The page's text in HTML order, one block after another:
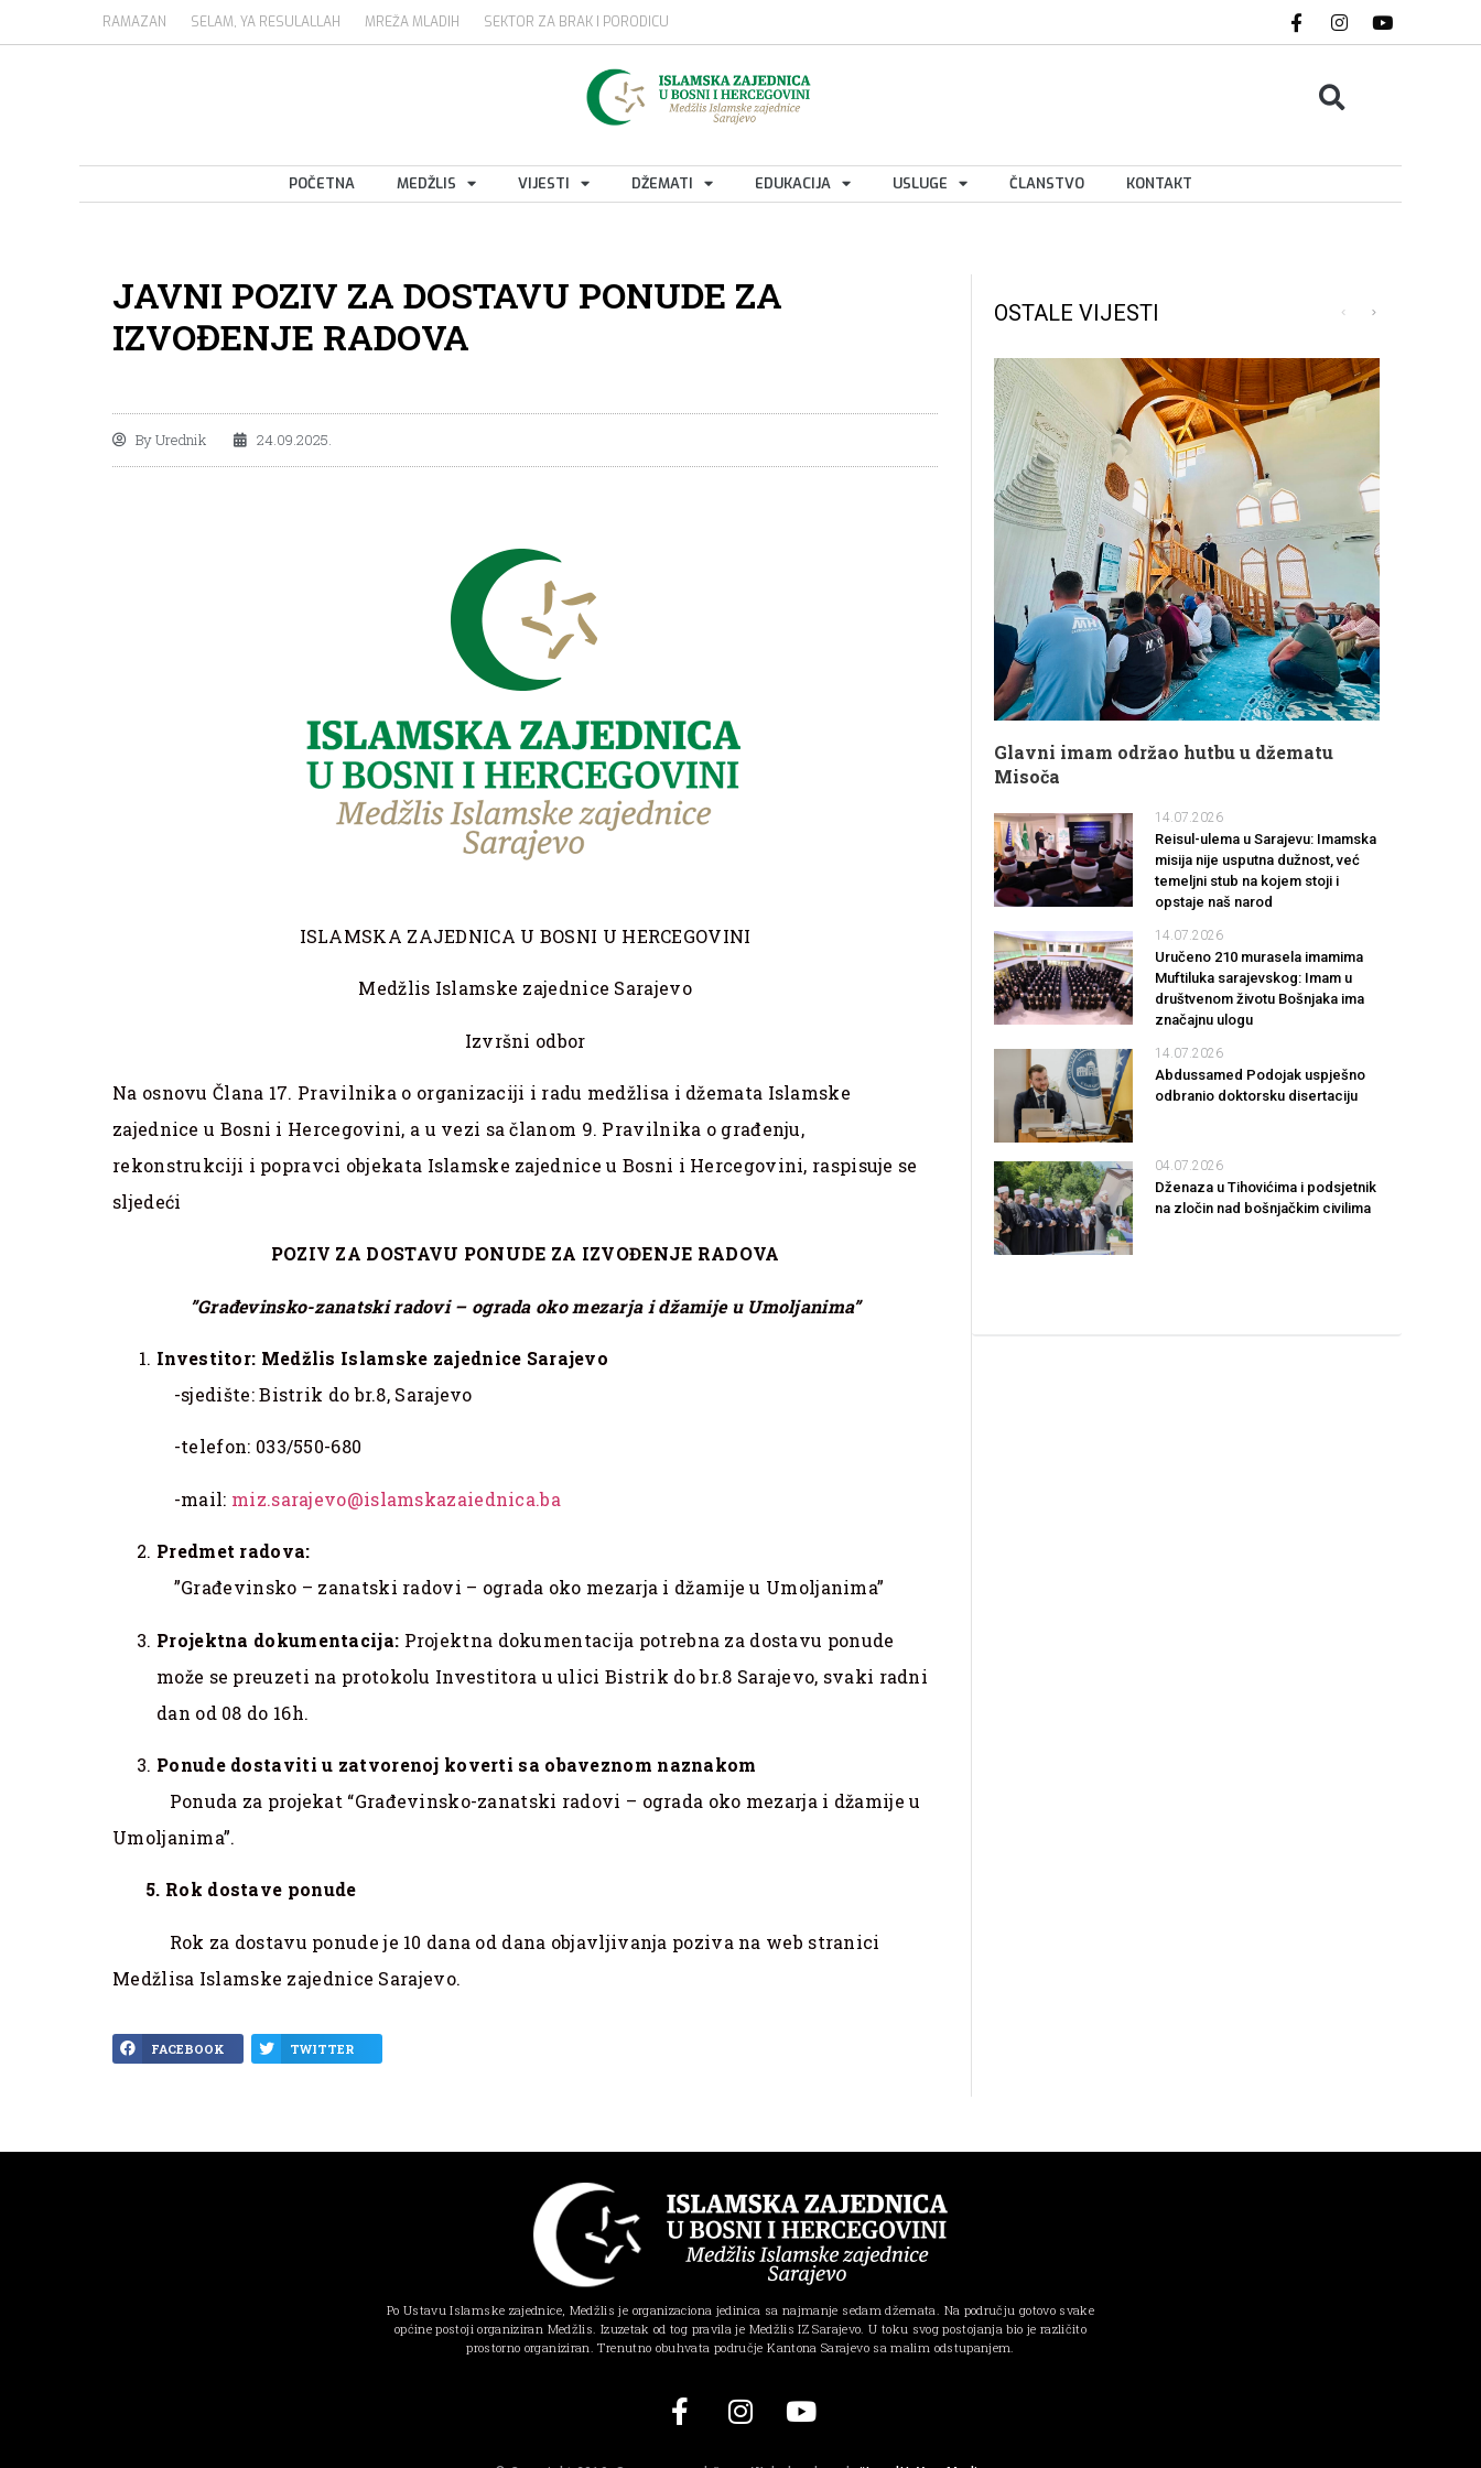
RAMAZAN SELAM, YA RESULALLAH MREŽA MLADIH SEKTOR ZA BRAK I PORODICU
POČETNA MEDŽLIS VIJESTI DŽEMATI EDUKACIJA USLUGE ČLANSTVO KONTAKT
JAVNI POZIV ZA DOSTAVU PONUDE ZA
IZVOĐENJE RADOVA
ByUrednik 24.09.2025.
ISLAMSKA ZAJEDNICA U BOSNI U HERCEGOVINI
Medžlis Islamske zajednice Sarajevo
Izvršni odbor
Na osnovu Člana 17. Pravilnika o organizaciji i radu medžlisa i džemata Islamske
zajednice u Bosni i Hercegovini, a u vezi sa članom 9. Pravilnika o građenju,
rekonstrukciji i popravci objekata Islamske zajednice u Bosni i Hercegovini, raspisuje se
sljedeći
POZIV ZA DOSTAVU PONUDE ZA IZVOĐENJE RADOVA
”Građevinsko-zanatski radovi – ograda oko mezarja i džamije u Umoljanima”
Investitor: Medžlis Islamske zajednice Sarajevo
-sjedište: Bistrik do br.8, Sarajevo
-telefon: 033/550-680
-mail: miz.sarajevo@islamskazaiednica.ba
Predmet radova:
”Građevinsko – zanatski radovi – ograda oko mezarja i džamije u Umoljanima”
Projektna dokumentacija: Projektna dokumentacija potrebna za dostavu ponude
može se preuzeti na protokolu Investitora u ulici Bistrik do br.8 Sarajevo, svaki radni
dan od 08 do 16h.
Ponude dostaviti u zatvorenoj koverti sa obaveznom naznakom
Ponuda za projekat “Građevinsko-zanatski radovi – ograda oko mezarja i džamije u
Umoljanima”.
5. Rok dostave ponude
Rok za dostavu ponude je 10 dana od dana objavljivanja poziva na web stranici
Medžlisa Islamske zajednice Sarajevo.
FACEBOOK TWITTER
OSTALE VIJESTI
Glavni imam održao hutbu u džematu
Misoča
14.07.2026
Reisul-ulema u Sarajevu: Imamska
misija nije usputna dužnost, već
temeljni stub na kojem stoji i
opstaje naš narod
14.07.2026
Uručeno 210 murasela imamima
Muftiluka sarajevskog: Imam u
društvenom životu Bošnjaka ima
značajnu ulogu
14.07.2026
Abdussamed Podojak uspješno
odbranio doktorsku disertaciju
04.07.2026
Dženaza u Tihovićima i podsjetnik
na zločin nad bošnjačkim civilima
Po Ustavu Islamske zajednice, Medžlis je organizaciona jedinica sa najmanje sedam džemata. Na području gotovo svake
općine postoji organiziran Medžlis. Izuzetak od tog pravila je Medžlis IZ Sarajevo. U toku svog postojanja bio je različito
prostorno organiziran. Trenutno obuhvata područje Kantona Sarajevo sa malim odstupanjem.